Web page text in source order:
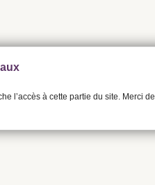
l’accès à cette partie du site. Merci de